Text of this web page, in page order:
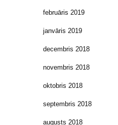
februāris 2019
janvāris 2019
decembris 2018
novembris 2018
oktobris 2018
septembris 2018
augusts 2018